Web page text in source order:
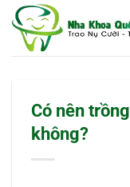
qua
Có nên
không?